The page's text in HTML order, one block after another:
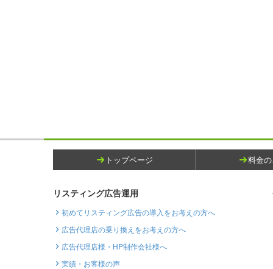
トップページ 料金
リスティング広告運用
初めてリスティング広告の導入をお考えの方へ
広告代理店の乗り換えをお考えの方へ
広告代理店様・HP制作会社様へ
実績・お客様の声